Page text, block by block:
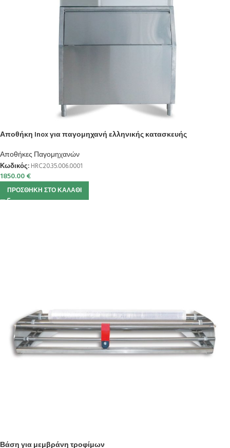
Αποθήκη Inox για παγομηχανή ελληνικής κατασκευής
Αποθήκες Παγομηχανών
Κωδικός: HRC20.35.006.0001
1850.00€
ΠΡΟΣΘΉΚΗ ΣΤΟ ΚΑΛΆΘΙ
Βάση για μεμβράνη τροφίμων